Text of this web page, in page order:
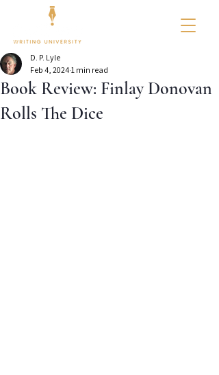
Book Review: Finlay Donovan
Rolls The Dice
D. P. Lyle
Feb 4, 2024 1 min read